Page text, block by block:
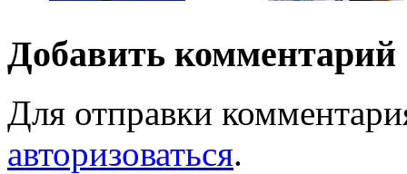
Добавить комментарий
Для отправки
авторизоваться.